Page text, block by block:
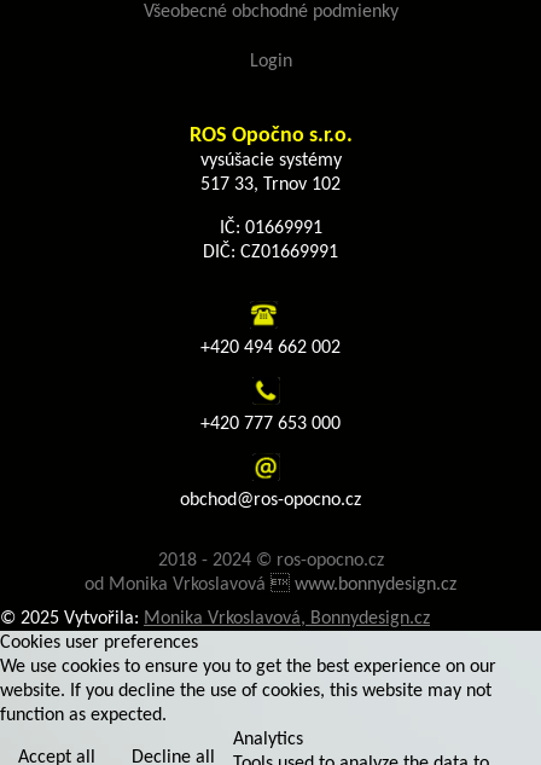
Všeobecné obchodné podmienky
Login
ROS Opočno s.r.o.
vysúšacie systémy
517 33, Trnov 102
IČ: 01669991
DIČ: CZ01669991
+420 494 662 002
+420 777 653 000
obchod@ros-opocno.cz
2018 - 2024 © ros-opocno.cz
od Monika Vrkoslavová  www.bonnydesign.cz
© 2025 Vytvořila: Monika Vrkoslavová, Bonnydesign.cz
Cookies user preferences
We use cookies to ensure you to get the best experience on our
website. If you decline the use of cookies, this website may not
function as expected.
Accept all Decline all
Analytics